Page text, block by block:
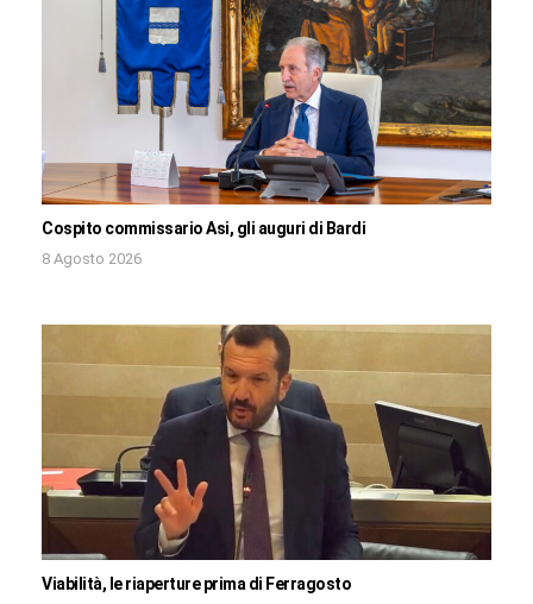
Cospito commissario Asi, gli auguri di Bardi
8 Agosto 2026
Viabilità, le riaperture prima di Ferragosto